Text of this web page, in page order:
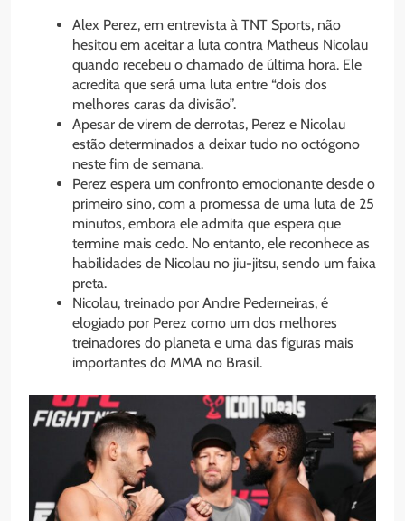
Alex Perez, em entrevista à TNT Sports, não
hesitou em aceitar a luta contra Matheus Nicolau
quando recebeu o chamado de última hora. Ele
acredita que será uma luta entre “dois dos
melhores caras da divisão”.
Apesar de virem de derrotas, Perez e Nicolau
estão determinados a deixar tudo no octógono
neste fim de semana.
Perez espera um confronto emocionante desde o
primeiro sino, com a promessa de uma luta de 25
minutos, embora ele admita que espera que
termine mais cedo. No entanto, ele reconhece as
habilidades de Nicolau no jiu-jitsu, sendo um faixa
preta.
Nicolau, treinado por Andre Pederneiras, é
elogiado por Perez como um dos melhores
treinadores do planeta e uma das figuras mais
importantes do MMA no Brasil.